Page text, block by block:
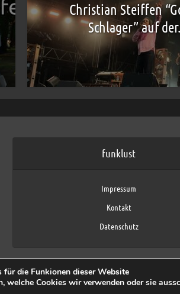
Christian Steiffen
Schlager” auf
funklust
Impressum
Kontakt
Datenschutz
Copyright © 2026 by funklust, FAU
die Funkionen dieser Website
welche Cookies wir verwenden oder sie